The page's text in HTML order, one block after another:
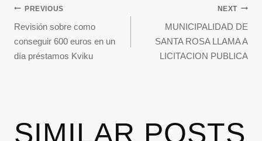
PREVIOUS
Revisión sobre como
conseguir 600 euros en un
día préstamos Kviku
NEXT
MUNICIPALIDAD DE
SANTA ROSA LLAMA A
LICITACION PUBLICA
SIMILAR POSTS